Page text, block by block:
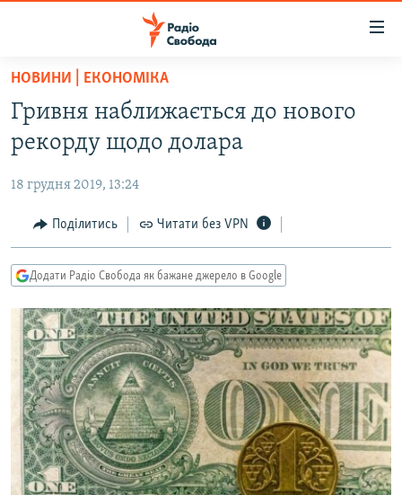
Перейти
основного
матеріалу
Перейти
до
навігації
Перейти
до
РАДІО СВОБОДА – 70 РОКІВ
ВСЕ ЗА ДОБУ
СТАТТІ
ПОЛІТИКА
ЕКОНОМІКА
КУЛЬТУРА
СПОРТ
УКРАЇНА
СВІТ
ВІЙНА
РОСІЙСЬКА «ФІЛЬТРАЦІЯ»
КРИМ.РЕАЛІЇ
ТИ ЯК?
СХЕМИ
КИТАЙ.ВИКЛИКИ
МУЛЬТИМЕДІА
ФОТО
СПЕЦПРОЄКТИ
НОВИНИ | ЕКОНОМІКА
Гривня наближається до нового
рекорду щодо долара
18 грудня 2019, 13:24
Поділитись Читати без VPN
Додати Радіо Свобода як бажане джерело в Google